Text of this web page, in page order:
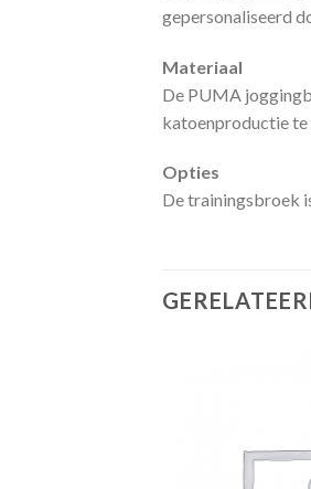
gepersonaliseerd
Materiaal
De PUMA
katoenproductie te
Opties
De trainingsbroek